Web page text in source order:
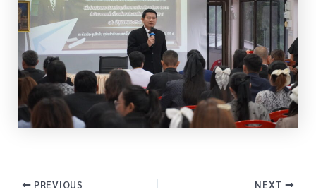
PREVIOUS NEXT